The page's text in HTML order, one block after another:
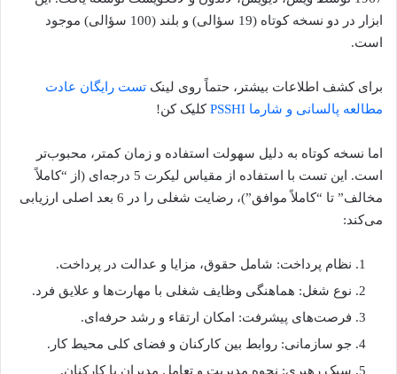
ابزار در دو نسخه کوتاه (19 سؤالی) و بلند (100 سؤالی) موجود
است.
برای کشف اطلاعات بیشتر، حتماً روی لینک تست رایگان عادت
مطالعه پالسانی و شارما PSSHI
کلیک کن!
اما نسخه کوتاه به دلیل سهولت استفاده و زمان کمتر، محبوب‌تر
است. این تست با استفاده از مقیاس لیکرت 5 درجه‌ای (از “کاملاً
مخالف” تا “کاملاً موافق”)، رضایت شغلی را در 6 بعد اصلی ارزیابی
می‌کند:
نظام پرداخت: شامل حقوق، مزایا و عدالت در پرداخت.
نوع شغل: هماهنگی وظایف شغلی با مهارت‌ها و علایق فرد.
فرصت‌های پیشرفت: امکان ارتقاء و رشد حرفه‌ای.
جو سازمانی: روابط بین کارکنان و فضای کلی محیط کار.
سبک رهبری: نحوه مدیریت و تعامل مدیران با کارکنان.